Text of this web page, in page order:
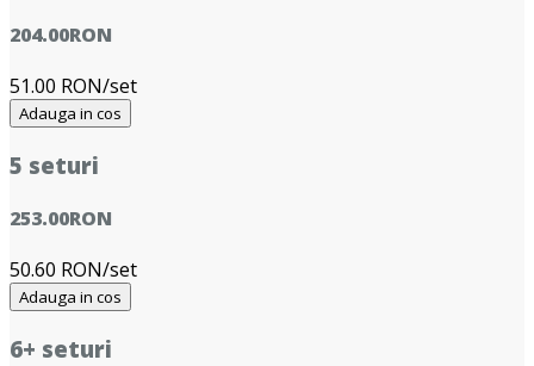
204.00RON
51.00 RON/set
Adauga in cos
5 seturi
253.00RON
50.60 RON/set
Adauga in cos
6+ seturi